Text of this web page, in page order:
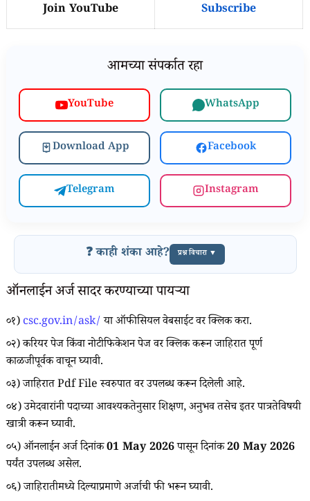
Join YouTube Subscribe
आमच्या संपर्कात रहा
YouTube WhatsApp
Download App Facebook
Telegram Instagram
❓ काही शंका आहे? प्रश्न विचारा ▼
ऑनलाईन अर्ज सादर करण्याच्या पायऱ्या
०१) csc.gov.in/ask/या ऑफीसियल वेबसाईट वर क्लिक करा.
०२) करियर पेज किंवा नोटीफिकेशन पेज वर क्लिक करून जाहिरात पूर्ण
काळजीपूर्वक वाचून घ्यावी.
०३) जाहिरात Pdf File स्वरुपात वर उपलब्ध करून दिलेली आहे.
०४) उमेदवारांनी पदाच्या आवश्यकतेनुसार शिक्षण, अनुभव तसेच इतर पात्रतेविषयी
खात्री करून घ्यावी.
०५) ऑनलाईन अर्ज दिनांक01 May 2026पासून दिनांक20 May 2026
पर्यंत उपलब्ध असेल.
०६) जाहिरातीमध्ये दिल्याप्रमाणे अर्जाची फी भरून घ्यावी.